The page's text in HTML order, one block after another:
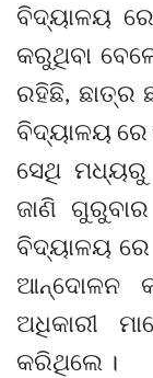
ବିଦ୍ୟାଳୟ
କରୁଥିବା
ରହିଛି, ଛାତ୍ର
ବିଦ୍ୟାଳୟ
ସେଥି
ଜାଣି
ବିଦ୍ୟାଳୟ ରେ
ଆନ୍ଦୋଳନ
ଅଧିକାରୀ
କରିଥିଲେ ।